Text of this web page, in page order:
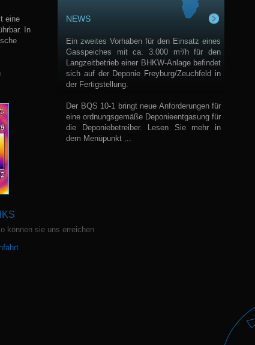
eine
In
NEWS
Ein zweites Vorhaben für den Einsatz eines
Gasspeiches mit ca. 3.000 m³/h für den
Langzeitbetrieb einer BHKW-Anlage befindet
sich auf der Deponie Freyburg/Zeuchfeld in
der Fertigstellung.
Der BQS 10-1 bringt neue Anforderungen für
eine ordnungsgemäße Deponieentgasung für
die Deponiebetreiber. Lesen Sie mehr in
dem Menüpunkt ...
können sie uns erreichen